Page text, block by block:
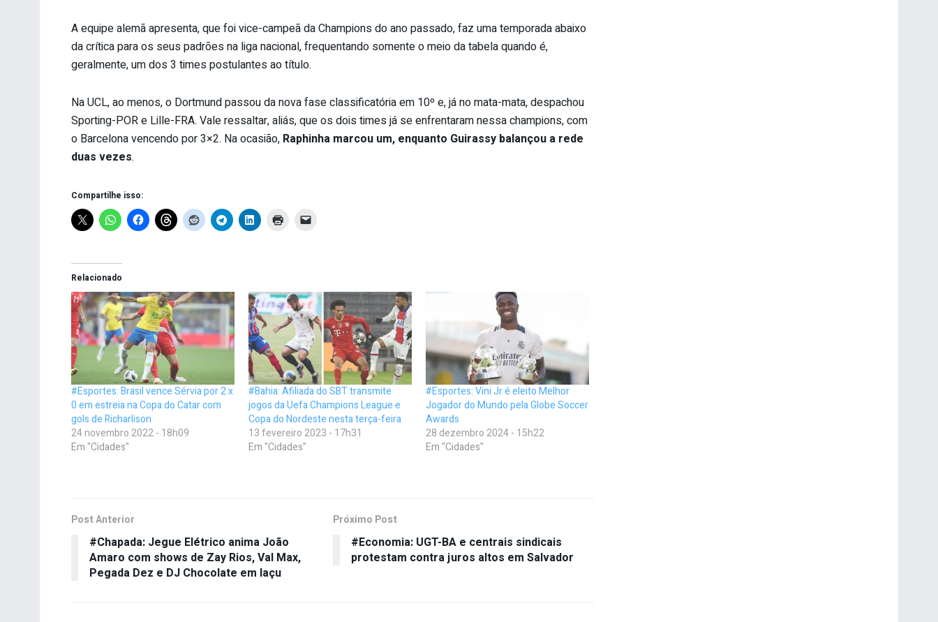
A equipe alemã apresenta, que foi vice-campeã da Champions do ano passado, faz uma temporada abaixo
da crítica para os seus padrões na liga nacional, frequentando somente o meio da tabela quando é,
geralmente, um dos 3 times postulantes ao título.
Na UCL, ao menos, o Dortmund passou da nova fase classificatória em 10º e, já no mata-mata, despachou
Sporting-POR e Lille-FRA. Vale ressaltar, aliás, que os dois times já se enfrentaram nessa champions, com
o Barcelona vencendo por 3×2. Na ocasião, Raphinha marcou um, enquanto Guirassy balançou a rede
duas vezes.
Compartilhe isso:
Relacionado
#Esportes: Brasil vence Sérvia por 2 x
0 em estreia na Copa do Catar com
gols de Richarlison
24 novembro 2022 - 18h09
Em "Cidades"
#Bahia: Afiliada do SBT transmite
jogos da Uefa Champions League e
Copa do Nordeste nesta terça-feira
13 fevereiro 2023 - 17h31
Em "Cidades"
#Esportes: Vini Jr é eleito Melhor
Jogador do Mundo pela Globe Soccer
Awards
28 dezembro 2024 - 15h22
Em "Cidades"
Post Anterior
#Chapada: Jegue Elétrico anima João
Amaro com shows de Zay Rios, Val Max,
Pegada Dez e DJ Chocolate em Iaçu
Próximo Post
#Economia: UGT-BA e centrais sindicais
protestam contra juros altos em Salvador